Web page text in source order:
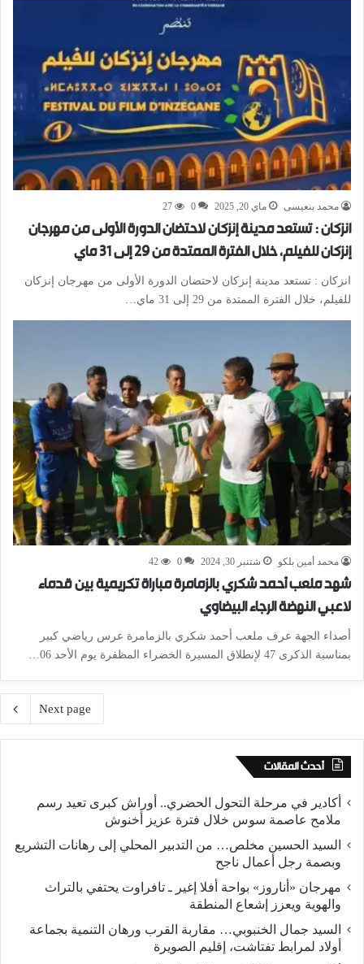
محمد بنعيسى ماي 20, 2025 0
27
انزكان : تستعد مدينة إنزكان لاحتضان الدورة الأولى من مهرجان
إنزكان للفيلم، خلال الفترة الممتدة من 29 إلى 31 ماي
انزكان : تستعد مدينة إنزكان لاحتضان الدورة الأولى من مهرجان إنزكان
للفيلم، خلال الفترة الممتدة من 29 إلى 31 ماي…
محمد أمين بلكو شتنبر 30, 2024 0
42
شهد ملعب أحمد شكري بالزمامرة مباراة تكريمية بين قدماء
لاعبي النهضة الرجاء البيضاوي
أصداء الجهة عرف ملعب أحمد شكري بالزمامرة عرس رياضي كبير
بمناسبة الذكرى 47 لإنطلاق المسيرة الخضراء المظفرة يوم الأحد 06…
Next page
أحدث المقالات
أكادير في مرحلة التحول الحضري.. أوراش كبرى تعيد رسم
ملامح عاصمة سوس خلال فترة عزيز أخنوش
السيد الحسين مخلص… من التدبير المحلي إلى رهانات التشريع
وبصمة رجل أعمال ناجح
مهرجان «أناروز» بواحة أفلا إغير ـ تافراوت يحتفي بالتراث
والهوية ويعزز إشعاع المنطقة
السيد جمال الخنبوبي… مقاربة القرب ورهان التنمية بجماعة
أولاد لمرابط تفتاشت، إقليم الصويرة